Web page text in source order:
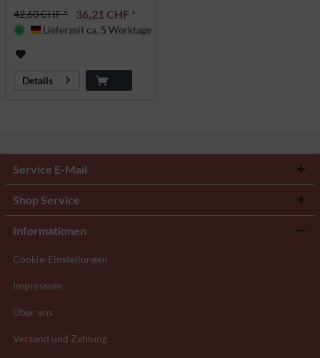
42,60 CHF * 36,21 CHF *
Deutschland
Lieferzeit ca. 5 Werktage
Details
Service E-Mail
Shop Service
Informationen
Cookie-Einstellungen
Impressum
Über uns
Versand und Zahlung